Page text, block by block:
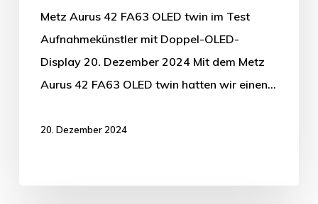
Metz Aurus 42 FA63 OLED twin im Test
Aufnahmekünstler mit Doppel-OLED-
Display 20. Dezember 2024 Mit dem Metz
Aurus 42 FA63 OLED twin hatten wir einen…
20. Dezember 2024